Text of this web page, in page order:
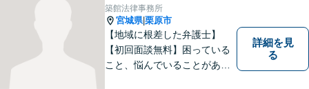
築館法律事務所
宮城県|栗原市
【地域に根差した弁護士】
【初回面談無料】困っている
こと、悩んでいることがあっ
詳細を見
る